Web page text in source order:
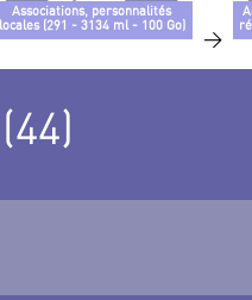
Associations, personnalités
locales (291 - 3134 ml - 100 Go)
>